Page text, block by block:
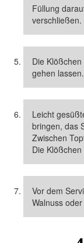
Füllung
verschließen.
Die
gehen lassen.
Leicht
bringen, das
Zwischen
Die
Vor dem
Walnuss